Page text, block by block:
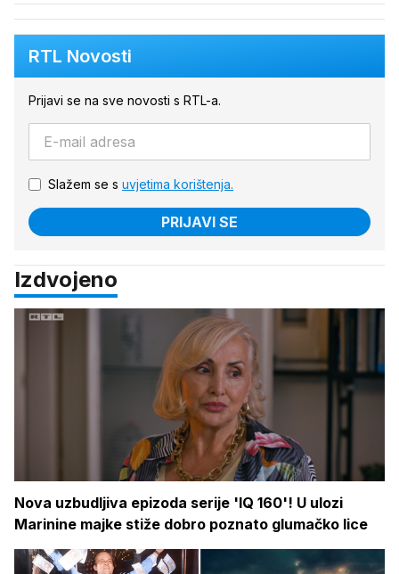
RTL Novosti
Prijavi se na sve novosti s RTL-a.
Slažem se s uvjetima korištenja.
PRIJAVI SE
Izdvojeno
Nova uzbudljiva epizoda serije 'IQ 160'! U ulozi
Marinine majke stiže dobro poznato glumačko lice